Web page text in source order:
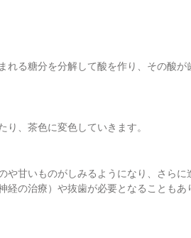
れる糖分を分解して酸を作り、その酸が
、茶色に変色していきます。
や甘いものがしみるようになり、さらに
経の治療）や抜歯が必要となることもあ